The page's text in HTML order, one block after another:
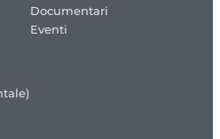
Documentari
Eventi